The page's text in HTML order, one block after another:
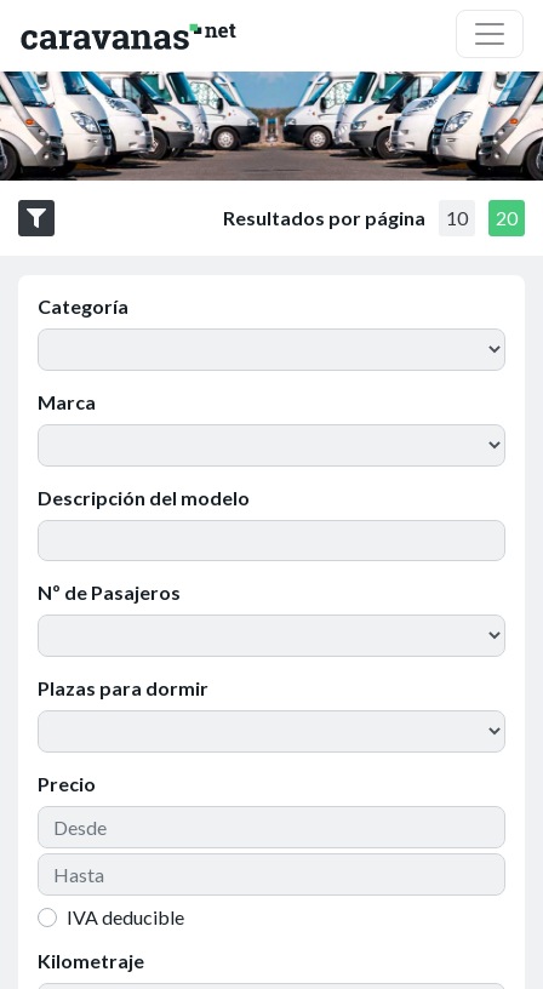
Resultados por página 10 20
Categoría
Marca
Descripción del modelo
Nº de Pasajeros
Plazas para dormir
Precio
IVA deducible
Kilometraje